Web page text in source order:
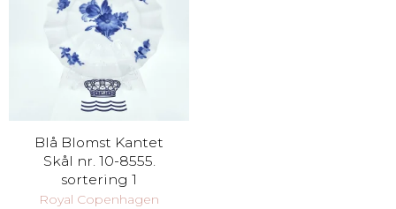
Blå Blomst Kantet
Skål nr. 10-8555.
sortering 1
Royal Copenhagen